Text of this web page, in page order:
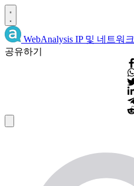
WebAnalysis IP 및 네트워크
공유하기